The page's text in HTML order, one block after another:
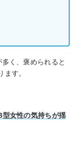
く、褒められると
す。
女性の気持ちが揺